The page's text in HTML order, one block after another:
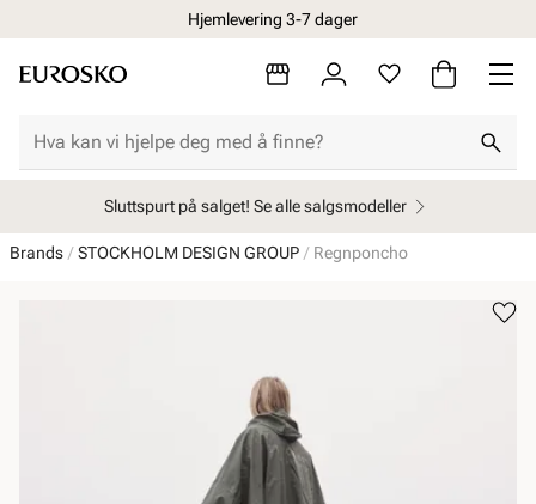
Hjemlevering 3-7 dager
Sluttspurt på salget! Se alle salgsmodeller
Brands STOCKHOLM DESIGN GROUP Regnponcho